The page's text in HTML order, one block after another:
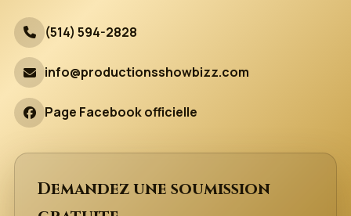
(514) 594-2828
info@productionsshowbizz.com
Page Facebook officielle
Demandez une soumission